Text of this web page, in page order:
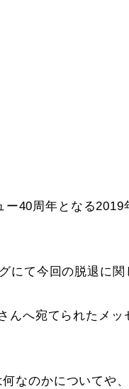
40周年となる
にて今回の脱退に関
んへ宛てられたメ
なのかについてや